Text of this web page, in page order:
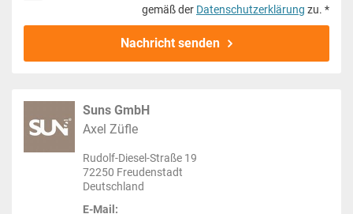
gemäß der Datenschutzerklärung zu. *
Nachricht senden
Suns GmbH
Axel Züfle
Rudolf-Diesel-Straße 19
72250 Freudenstadt
Deutschland
E-Mail: